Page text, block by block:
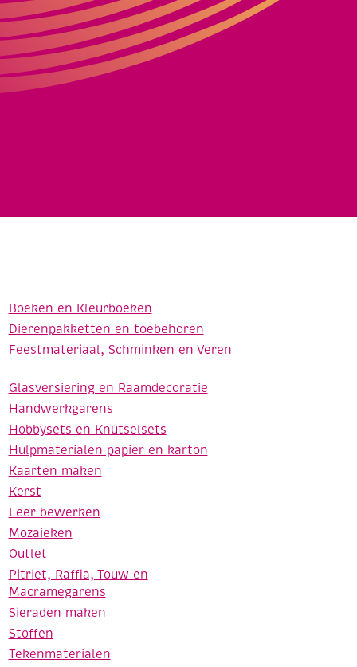
Boeken en Kleurboeken
Dierenpakketten en toebehoren
Feestmateriaal, Schminken en Veren
Glasversiering en Raamdecoratie
Handwerkgarens
Hobbysets en Knutselsets
Hulpmaterialen papier en karton
Kaarten maken
Kerst
Leer bewerken
Mozaieken
Outlet
Pitriet, Raffia, Touw en
Macramegarens
Sieraden maken
Stoffen
Tekenmaterialen